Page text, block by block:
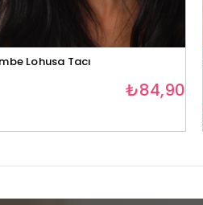
Lohusa Tacı
₺84,90